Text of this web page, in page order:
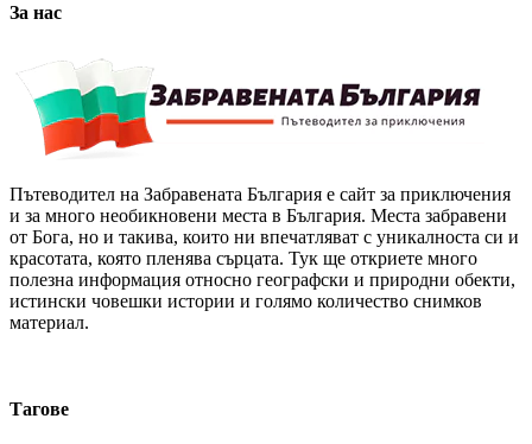
За нас
Пътеводител на Забравената България е сайт за приключения
и за много необикновени места в България. Места забравени
от Бога, но и такива, които ни впечатляват с уникалноста си и
красотата, която пленява сърцата. Тук ще откриете много
полезна информация относно географски и природни обекти,
истински човешки истории и голямо количество снимков
материал.
Тагове